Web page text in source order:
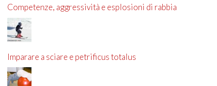
Competenze, aggressività e esplosioni di rabbia
Imparare a sciare e petrificus totalus